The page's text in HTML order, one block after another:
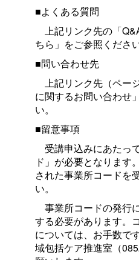
■よくある質問
上記リンク先の「
ちら」をご参照ください
■問い合わせ先
上記リンク先（ペー
に関するお問い合わせ
い。
■留意事項
受講申込みにあたっ
ド」が必要となります
された事業所コードを
い。
事業所コードの発行
する必要があります。
については、お手数で
域包括ケア推進室（